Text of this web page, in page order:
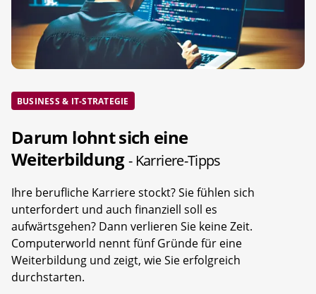
BUSINESS & IT-STRATEGIE
Darum lohnt sich eine
Weiterbildung- Karriere-Tipps
Ihre berufliche Karriere stockt? Sie fühlen sich
unterfordert und auch finanziell soll es
aufwärtsgehen? Dann verlieren Sie keine Zeit.
Computerworld nennt fünf Gründe für eine
Weiterbildung und zeigt, wie Sie erfolgreich
durchstarten.